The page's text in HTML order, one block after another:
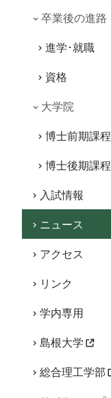
卒業後の進路
進学･就職
資格
大学院
博士前期課程
博士後期課程
入試情報
ニュース
アクセス
リンク
学内専用
島根大学
総合理工学部